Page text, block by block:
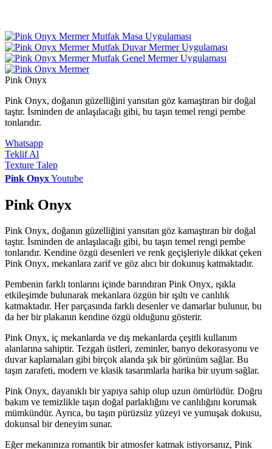
Pink Onyx
Pink Onyx, doğanın güzelliğini yansıtan göz kamaştıran bir doğal
taştır. İsminden de anlaşılacağı gibi, bu taşın temel rengi pembe
tonlarıdır.
Whatsapp
Teklif Al
Texture Talep
Pink OnyxYoutube
Pink Onyx
Pink Onyx, doğanın güzelliğini yansıtan göz kamaştıran bir doğal
taştır. İsminden de anlaşılacağı gibi, bu taşın temel rengi pembe
tonlarıdır. Kendine özgü desenleri ve renk geçişleriyle dikkat çeken
Pink Onyx, mekanlara zarif ve göz alıcı bir dokunuş katmaktadır.
Pembenin farklı tonlarını içinde barındıran Pink Onyx, ışıkla
etkileşimde bulunarak mekanlara özgün bir ışıltı ve canlılık
katmaktadır. Her parçasında farklı desenler ve damarlar bulunur, bu
da her bir plakanın kendine özgü olduğunu gösterir.
Pink Onyx, iç mekanlarda ve dış mekanlarda çeşitli kullanım
alanlarına sahiptir. Tezgah üstleri, zeminler, banyo dekorasyonu ve
duvar kaplamaları gibi birçok alanda şık bir görünüm sağlar. Bu
taşın zarafeti, modern ve klasik tasarımlarla harika bir uyum sağlar.
Pink Onyx, dayanıklı bir yapıya sahip olup uzun ömürlüdür. Doğru
bakım ve temizlikle taşın doğal parlaklığını ve canlılığını korumak
mümkündür. Ayrıca, bu taşın pürüzsüz yüzeyi ve yumuşak dokusu,
dokunsal bir deneyim sunar.
Eğer mekanınıza romantik bir atmosfer katmak istiyorsanız, Pink